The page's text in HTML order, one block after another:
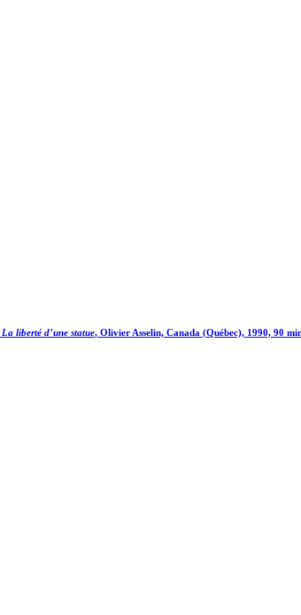
La liberté d’une statue, Olivier Asselin, Canada (Québec), 1990, 90